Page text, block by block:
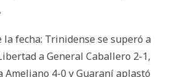
la fecha: Trinidense se superó a
a General Caballero 2-1,
Ameliano 4-0 y Guaraní aplastó